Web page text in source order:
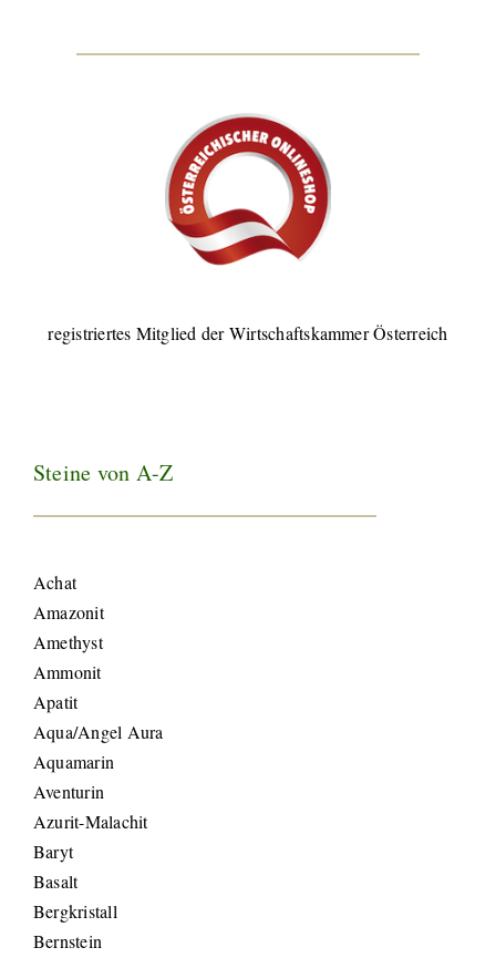
registriertes Mitglied der Wirtschaftskammer Österreich
Steine von A-Z
Achat
Amazonit
Amethyst
Ammonit
Apatit
Aqua/Angel Aura
Aquamarin
Aventurin
Azurit-Malachit
Baryt
Basalt
Bergkristall
Bernstein